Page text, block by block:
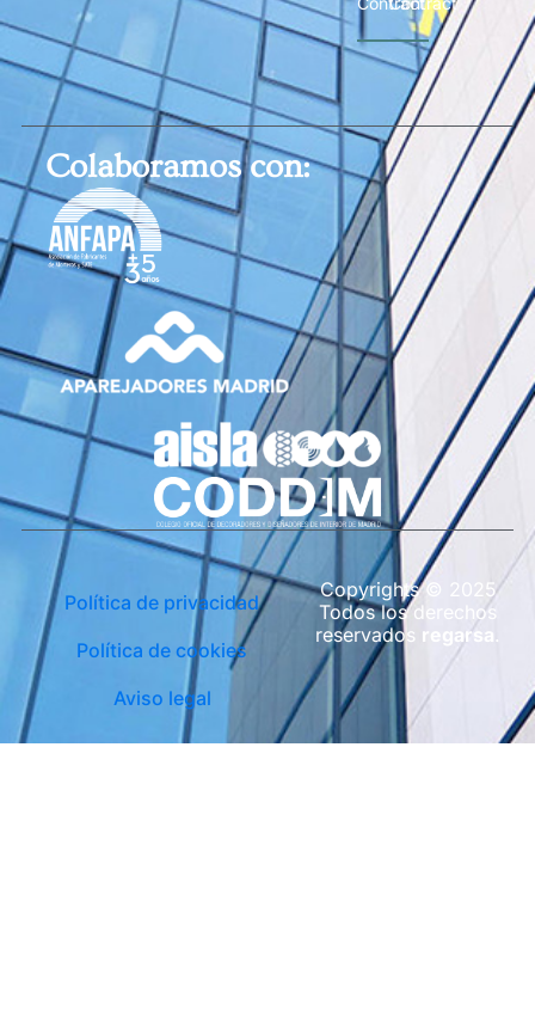
Colaboramos con:
Política de privacidad
Política de cookies
Aviso legal
Copyrights © 2025
Todos los derechos
reservados regarsa .